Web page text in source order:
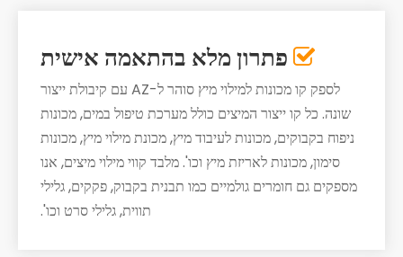
פתרון מלא בהתאמה אישית
לספק קו מכונות למילוי מיץ סוהר ל-AZ עם קיבולת ייצור
שונה. כל קו ייצור המיצים כולל מערכת טיפול במים, מכונות
ניפוח בקבוקים, מכונות לעיבוד מיץ, מכונת מילוי מיץ, מכונות
סימון, מכונות לאריזת מיץ וכו'. מלבד קווי מילוי מיצים, אנו
מספקים גם חומרים גולמיים כמו תבנית בקבוק, פקקים, גלילי
תווית, גלילי סרט וכו'.